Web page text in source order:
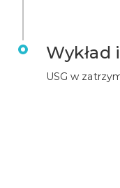
Wykład
USG w